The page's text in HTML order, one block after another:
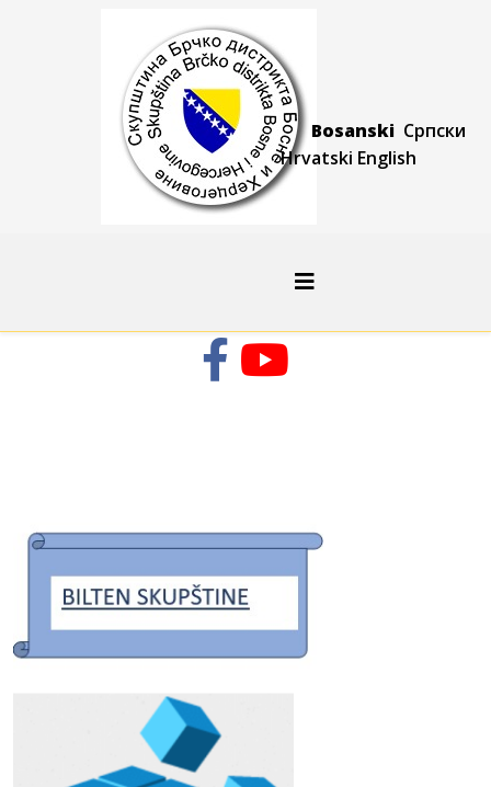
Bosanski Српски
Hrvatski English